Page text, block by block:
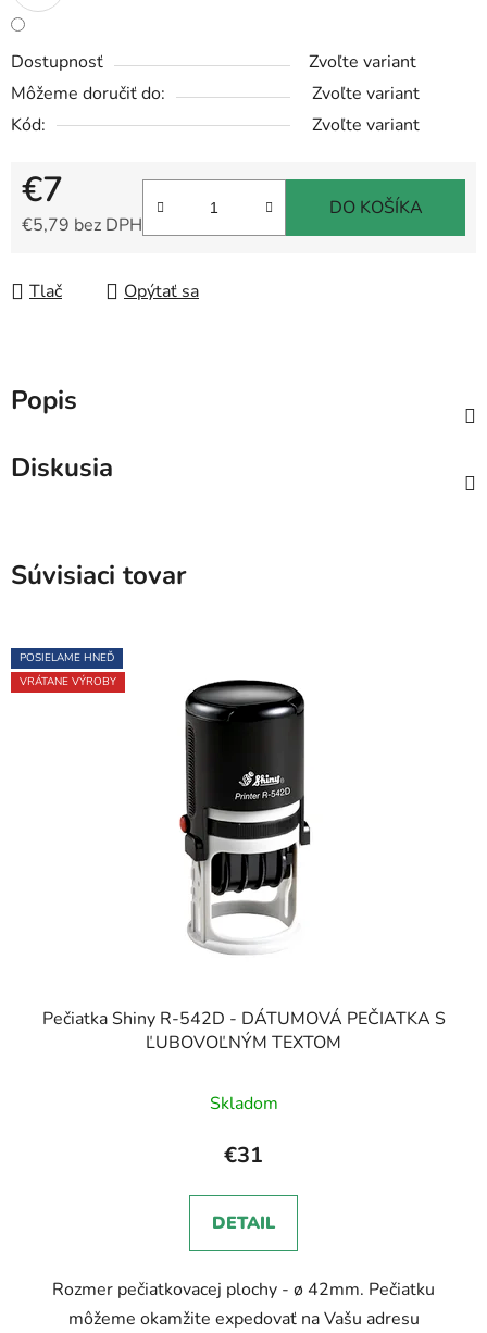
Dostupnosť
Zvoľte variant
Môžeme doručiť do:
Zvoľte variant
Kód:
Zvoľte variant
€7
€5,79 bez DPH
DO KOŠÍKA
Tlač Opýtať sa
Popis
Diskusia
Súvisiaci tovar
POSIELAME HNEĎ
VRÁTANE VÝROBY
Pečiatka Shiny R-542D - DÁTUMOVÁ PEČIATKA S
ĽUBOVOĽNÝM TEXTOM
Skladom
€31
DETAIL
Rozmer pečiatkovacej plochy - ø 42mm. Pečiatku
môžeme okamžite expedovať na Vašu adresu